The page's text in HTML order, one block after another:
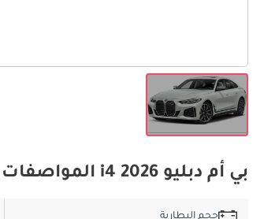
بي أم دبليو i4 2026 المواصفات الأساسية
حجم البطارية